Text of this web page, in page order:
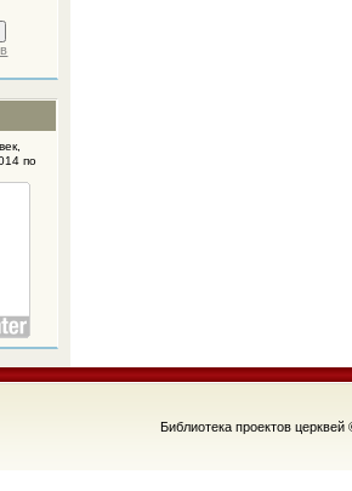
по
Библиотека проектов церквей